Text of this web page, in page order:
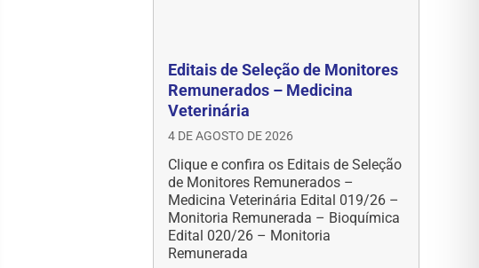
Editais de Seleção de Monitores
Remunerados – Medicina
Veterinária
4 DE AGOSTO DE 2026
Clique e confira os Editais de Seleção
de Monitores Remunerados –
Medicina Veterinária Edital 019/26 –
Monitoria Remunerada – Bioquímica
Edital 020/26 – Monitoria
Remunerada